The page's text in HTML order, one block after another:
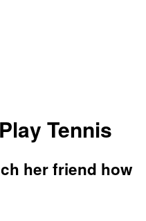
Tennis
her friend how